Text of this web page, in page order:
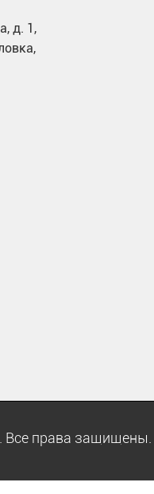
д. 1,
Все права